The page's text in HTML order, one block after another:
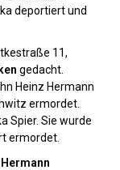
deportiert und
11,
gedacht.
Heinz Hermann
ermordet.
Spier. Sie wurde
ermordet.
Hermann